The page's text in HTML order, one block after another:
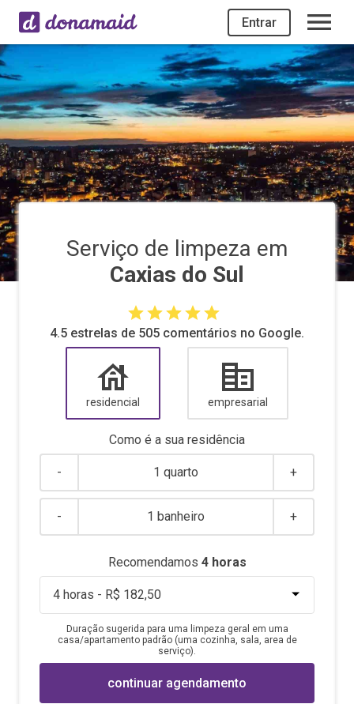
Entrar
Serviço de limpeza em
Caxias do Sul
4.5 estrelas de 505 comentários no Google.
residencial empresarial
Como é a sua residência
- 1 quarto +
- 1 banheiro +
Recomendamos 4horas
Duração sugerida para uma limpeza geral em uma
casa/apartamento padrão (uma cozinha, sala, area de
serviço).
continuar agendamento